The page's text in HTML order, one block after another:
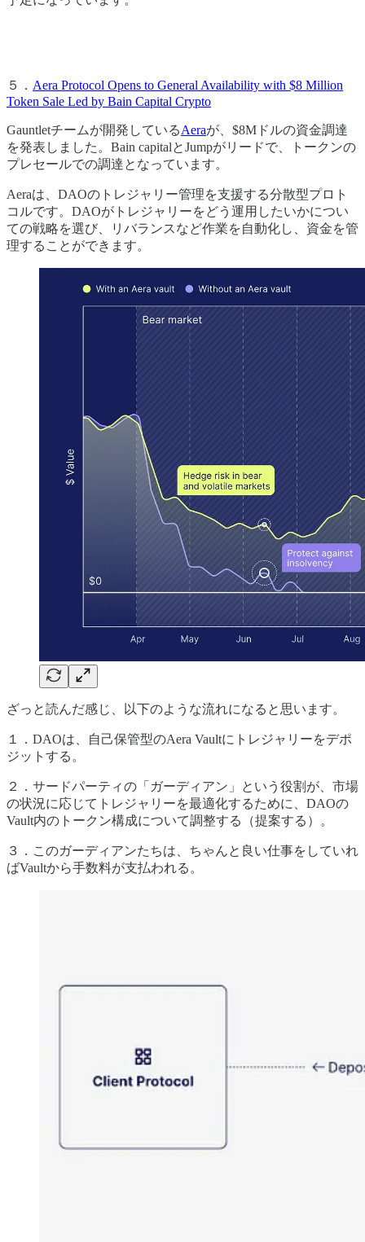
５． Aera Protocol Opens to General Availability with $8 Million
Token Sale Led by Bain Capital Crypto
Gauntletチームが開発しているAeraが、$8Mドルの資金調達
を発表しました。Bain capitalとJumpがリードで、トークンの
プレセールでの調達となっています。
Aeraは、DAOのトレジャリー管理を支援する分散型プロト
コルです。DAOがトレジャリーをどう運用したいかについ
ての戦略を選び、リバランスなど作業を自動化し、資金を管
理することができます。
ざっと読んだ感じ、以下のような流れになると思います。
１．DAOは、自己保管型のAera Vaultにトレジャリーをデポ
ジットする。
２．サードパーティの「ガーディアン」という役割が、市場
の状況に応じてトレジャリーを最適化するために、DAOの
Vault内のトークン構成について調整する（提案する）。
３．このガーディアンたちは、ちゃんと良い仕事をしていれ
ばVaultから手数料が支払われる。